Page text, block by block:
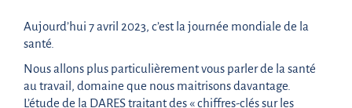
Aujourd’hui 7 avril 2023, c’est la journée mondiale de la
santé.
Nous allons plus particulièrement vous parler de la santé
au travail, domaine que nous maitrisons davantage.
L’étude de la DARES traitant des « chiffres-clés sur les